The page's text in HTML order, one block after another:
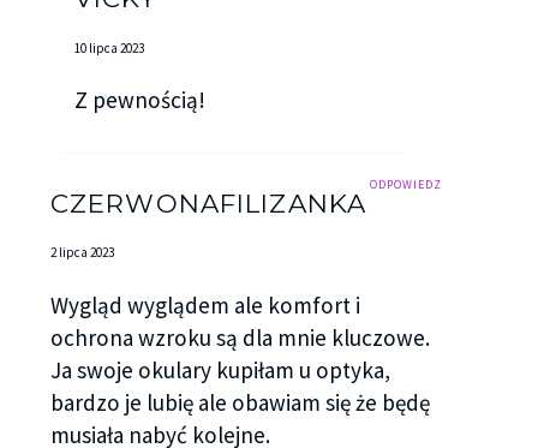
10 lipca 2023
Z pewnością!
ODPOWIEDZ
CZERWONAFILIZANKA
2 lipca 2023
Wygląd wyglądem ale komfort i
ochrona wzroku są dla mnie kluczowe.
Ja swoje okulary kupiłam u optyka,
bardzo je lubię ale obawiam się że będę
musiała nabyć kolejne.